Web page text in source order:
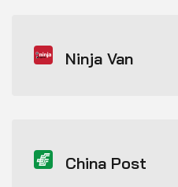
Ninja Van
China Post